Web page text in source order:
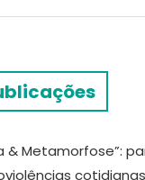
& Metamorfose”: